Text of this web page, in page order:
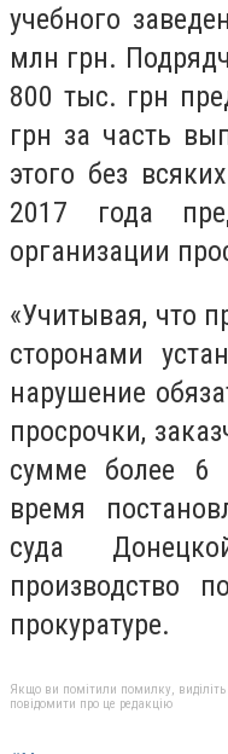
учебного
млн грн.
800 тыс. грн
грн за часть
этого без
2017 года
организации
«Учитывая, что
сторонами
нарушение
просрочки,
сумме более 6
время
суда
производство
прокуратуре.
Якщо ви помітили помилку, виділіть
повідомити про це редакцію